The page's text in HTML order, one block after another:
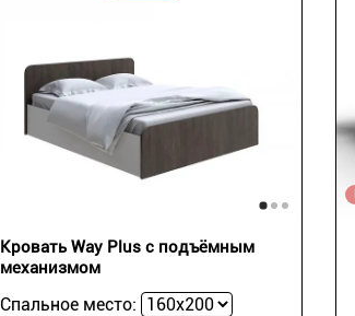
Кровать Way Plus с подъёмным
механизмом
Спальное место: